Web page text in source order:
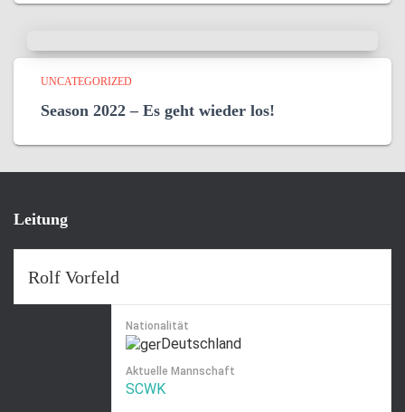
UNCATEGORIZED
Season 2022 – Es geht wieder los!
Leitung
Rolf Vorfeld
Nationalität
Deutschland
Aktuelle Mannschaft
SCWK